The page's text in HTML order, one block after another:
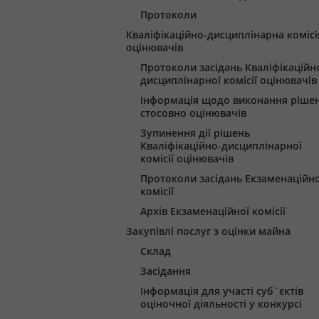
Протоколи
Кваліфікаційно-дисциплінарна
оцінювачів
Протоколи засідань
дисциплінарної комісії оцінювачів
Інформація щодо виконання
стосовно оцінювачів
Зупинення дії рішень
Кваліфікаційно-дисциплінарної
комісії оцінювачів
Протоколи засідань
комісії
Архів Екзаменаційної комісії
Закупівлі послуг з оцінки майна
Склад
Засідання
Інформація для участі суб`єктів
оціночної діяльності у конкурсі